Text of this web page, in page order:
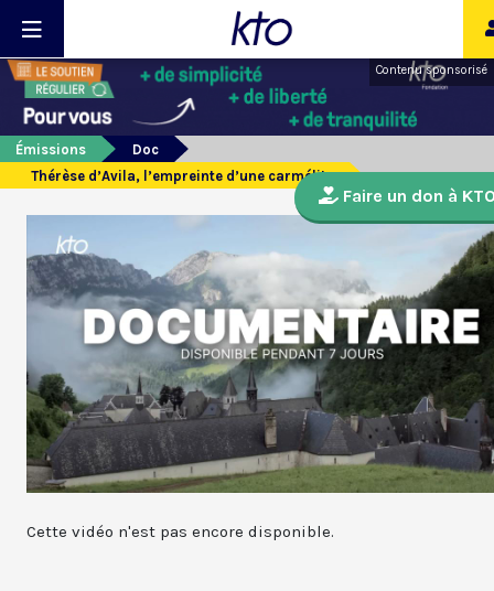
Contenu sponsorisé
Émissions
Doc
Thérèse d’Avila, l’empreinte d’une carmélite
Cette vidéo n'est pas encore disponible.
Faire un don à